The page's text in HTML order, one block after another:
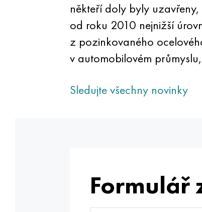
někteří doly byly
od roku 2010 nejnižší
z pozinkovaného
v automobilovém
Sledujte všechny novinky
Formulář